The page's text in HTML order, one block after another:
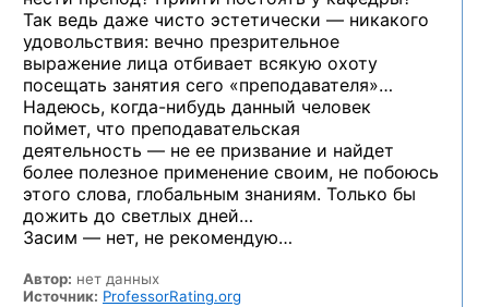
Так ведь даже чисто эстетически — никакого
удовольствия: вечно презрительное
выражение лица отбивает всякую охоту
посещать занятия сего «преподавателя»…
Надеюсь, когда-нибудь данный человек
поймет, что преподавательская
деятельность — не ее призвание и найдет
более полезное применение своим, не побоюсь
этого слова, глобальным знаниям. Только бы
дожить до светлых дней…
Засим — нет, не рекомендую…
Автор: нет данных
Источник: ProfessorRating.org